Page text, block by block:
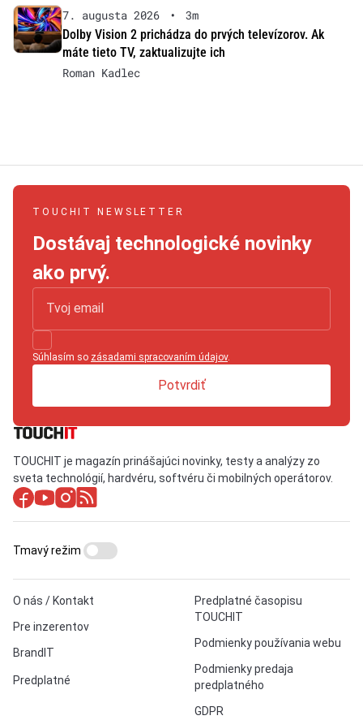
7. augusta 2026 •
3m
Dolby Vision 2 prichádza do prvých televízorov. Ak
máte tieto TV, zaktualizujte ich
Roman Kadlec
TOUCHIT NEWSLETTER
Dostávaj technologické novinky
ako prvý.
Súhlasím so zásadami spracovaním údajov.
Potvrdiť
TOUCHIT je magazín prinášajúci novinky, testy a analýzy zo
sveta technológií, hardvéru, softvéru či mobilných operátorov.
O nás / Kontakt
Pre inzerentov
BrandIT
Predplatné
Predplatné časopisu
TOUCHIT
Podmienky používania webu
Podmienky predaja
predplatného
GDPR
Tmavý režim